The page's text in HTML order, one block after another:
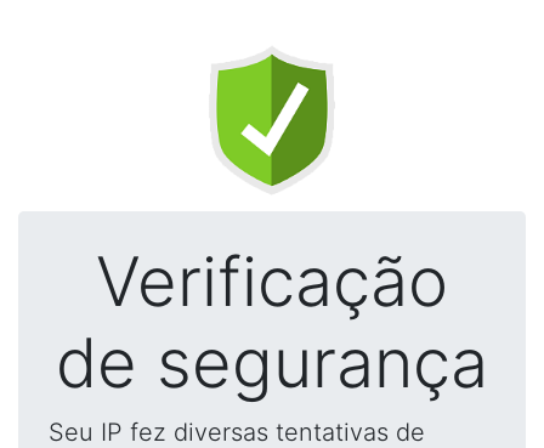
Verificação
de segurança
Seu IP fez diversas tentativas de